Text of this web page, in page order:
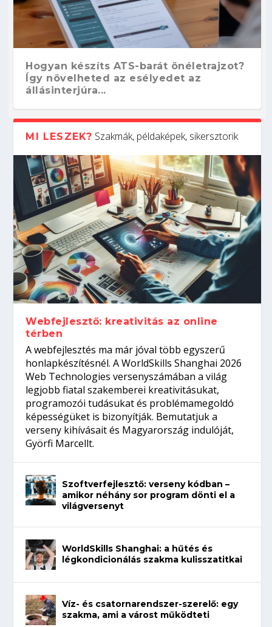
Hogyan készíts ATS-barát önéletrajzot?
Így növelheted az esélyedet az
állásinterjúra...
Kitalálod, mire használják ezeket a
gépeket?
Nem sikerült az egyetemi felvételi?
Tanulj szakmát!
Szoftverfejlesztő: verseny kódban –
amikor néhány sor program dönti el a
világversenyt...
Digitális detox – hogyan kapcsolódj ki
telefon nélkül?
MI LESZEK? Szakmák, példaképek, sikersztorik
Webfejlesztő: kreativitás az online
térben
A webfejlesztés ma már jóval több egyszerű
honlapkészítésnél. A WorldSkills Shanghai 2026
Web Technologies versenyszámában a világ
legjobb fiatal szakemberei kreativitásukat,
programozói tudásukat és problémamegoldó
képességüket is bizonyítják. Bemutatjuk a
verseny kihívásait és Magyarország indulóját,
Györfi Marcellt.
Szoftverfejlesztő: verseny kódban –
amikor néhány sor program dönti el a
világversenyt
WorldSkills Shanghai: a hűtés és
légkondicionálás szakma kulisszatitkai
Víz- és csatornarendszer-szerelő: egy
szakma, ami a várost működteti